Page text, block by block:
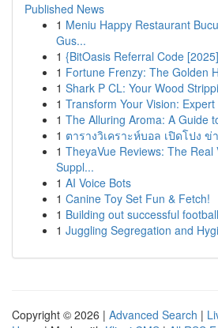
Published News
1 Meniu Happy Restaurant
Gus...
1 {BitOasis Referral Code
1 Fortune Frenzy: The Golden
1 Shark P CL: Your Wood
1 Transform Your Vision:
1 The Alluring Aroma: A Guide
1 ตารางวิเคราะห์บอล เปิดโปง ข่
1 TheyaVue Reviews: The Real
Suppl...
1 AI Voice Bots
1 Canine Toy Set Fun & Fetch!
1 Building out successful
1 Juggling Segregation and
Copyright © 2026 | Advanced Search |